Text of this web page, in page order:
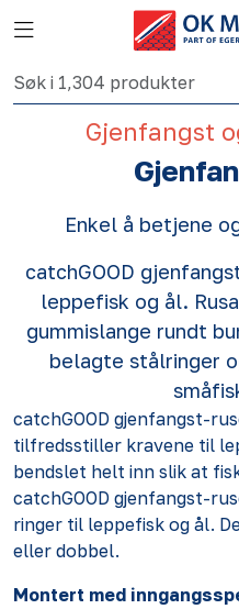
Skip to main content
Toggle navigation
Gjenfangst
Enkel å betjene
catchGOOD
leppefisk og ål.
gummislange rundt
belagte stålringer
catchGOOD gjenfangst-
tilfredsstiller kravene til
bendslet helt inn slik at
catchGOOD gjenfangst-
ringer til leppefisk og ål.
eller dobbel.
Montert med
Fiskeri nettbutikk
Aktuelt
Om oss
Kontakt